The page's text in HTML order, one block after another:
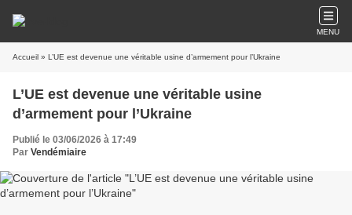
MENU
Accueil » L’UE est devenue une véritable usine d’armement pour l’Ukraine
L’UE est devenue une véritable usine
d’armement pour l’Ukraine
Publié le 03/06/2026 à 17:49
Par Vendémiaire